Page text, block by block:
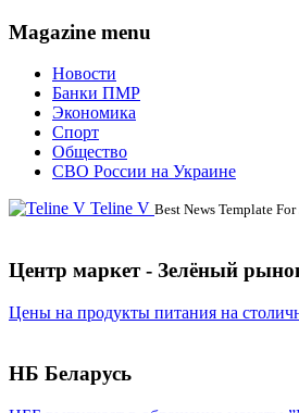
Magazine menu
Новости
Банки ПМР
Экономика
Спорт
Общество
СВО России на Украине
Teline V Best News Template
Центр маркет - Зелёный
Цены на продукты питания на
НБ Беларусь